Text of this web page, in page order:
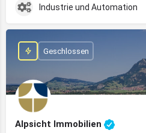
Industrie und Automation
Alpsicht Immobilien
Geschlossen